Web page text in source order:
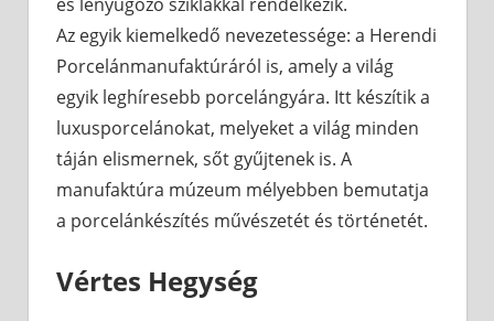
Az egyik kiemelkedő nevezetessége: a Herendi
Porcelánmanufaktúráról is, amely a világ
egyik leghíresebb porcelángyára. Itt készítik a
luxusporcelánokat, melyeket a világ minden
táján elismernek, sőt gyűjtenek is. A
manufaktúra múzeum mélyebben bemutatja
a porcelánkészítés művészetét és történetét.
Vértes Hegység